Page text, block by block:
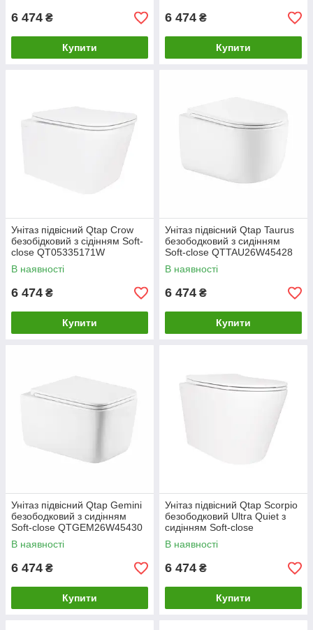
6 474 ₴
Купити
6 474 ₴
Купити
Унітаз підвісний Qtap Crow
безобідковий з сідінням Soft-
close QT05335171W
В наявності
6 474 ₴
Купити
Унітаз підвісний Qtap Taurus
безободковий з сидінням
Soft-close QTTAU26W45428
В наявності
6 474 ₴
Купити
Унітаз підвісний Qtap Gemini
безободковий з сидінням
Soft-close QTGEM26W45430
В наявності
6 474 ₴
Купити
Унітаз підвісний Qtap Scorpio
безободковий Ultra Quiet з
сидінням Soft-close
QT14332380AW
В наявності
6 474 ₴
Купити